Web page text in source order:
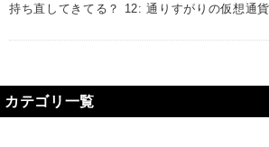
持ち直してきてる？ 12: 通りすがりの仮想通
カテゴリ一覧